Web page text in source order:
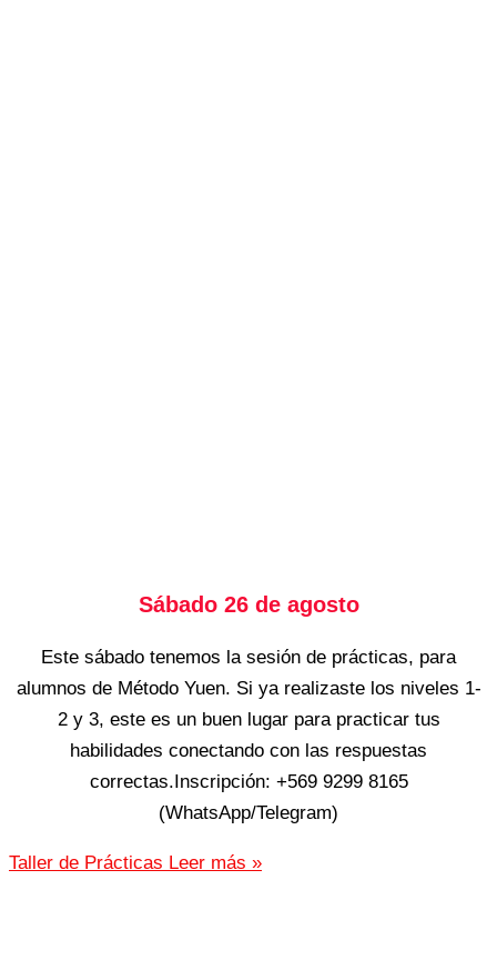
Sábado 26 de agosto
Este sábado tenemos la sesión de prácticas, para
alumnos de Método Yuen. Si ya realizaste los niveles 1-
2 y 3, este es un buen lugar para practicar tus
habilidades conectando con las respuestas
correctas.Inscripción: +569 9299 8165
(WhatsApp/Telegram)
Taller de Prácticas Leer más »